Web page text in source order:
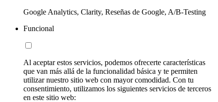
Google Analytics, Clarity, Reseñas de Google, A/B-Testing
Funcional
Al aceptar estos servicios, podemos ofrecerte características
que van más allá de la funcionalidad básica y te permiten
utilizar nuestro sitio web con mayor comodidad. Con tu
consentimiento, utilizamos los siguientes servicios de terceros
en este sitio web: